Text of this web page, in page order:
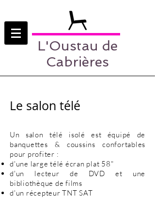
L'Oustau de
Cabrières
Le salon télé
Un salon télé isolé est équipé de
banquettes & coussins confortables
pour profiter :
d'une large télé écran plat 58"
d'un lecteur de DVD et une
bibliothèque de films
d'un récepteur TNT SAT